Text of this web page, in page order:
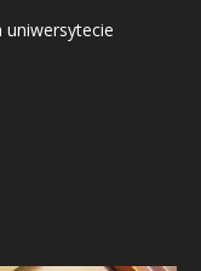
uniwersytecie